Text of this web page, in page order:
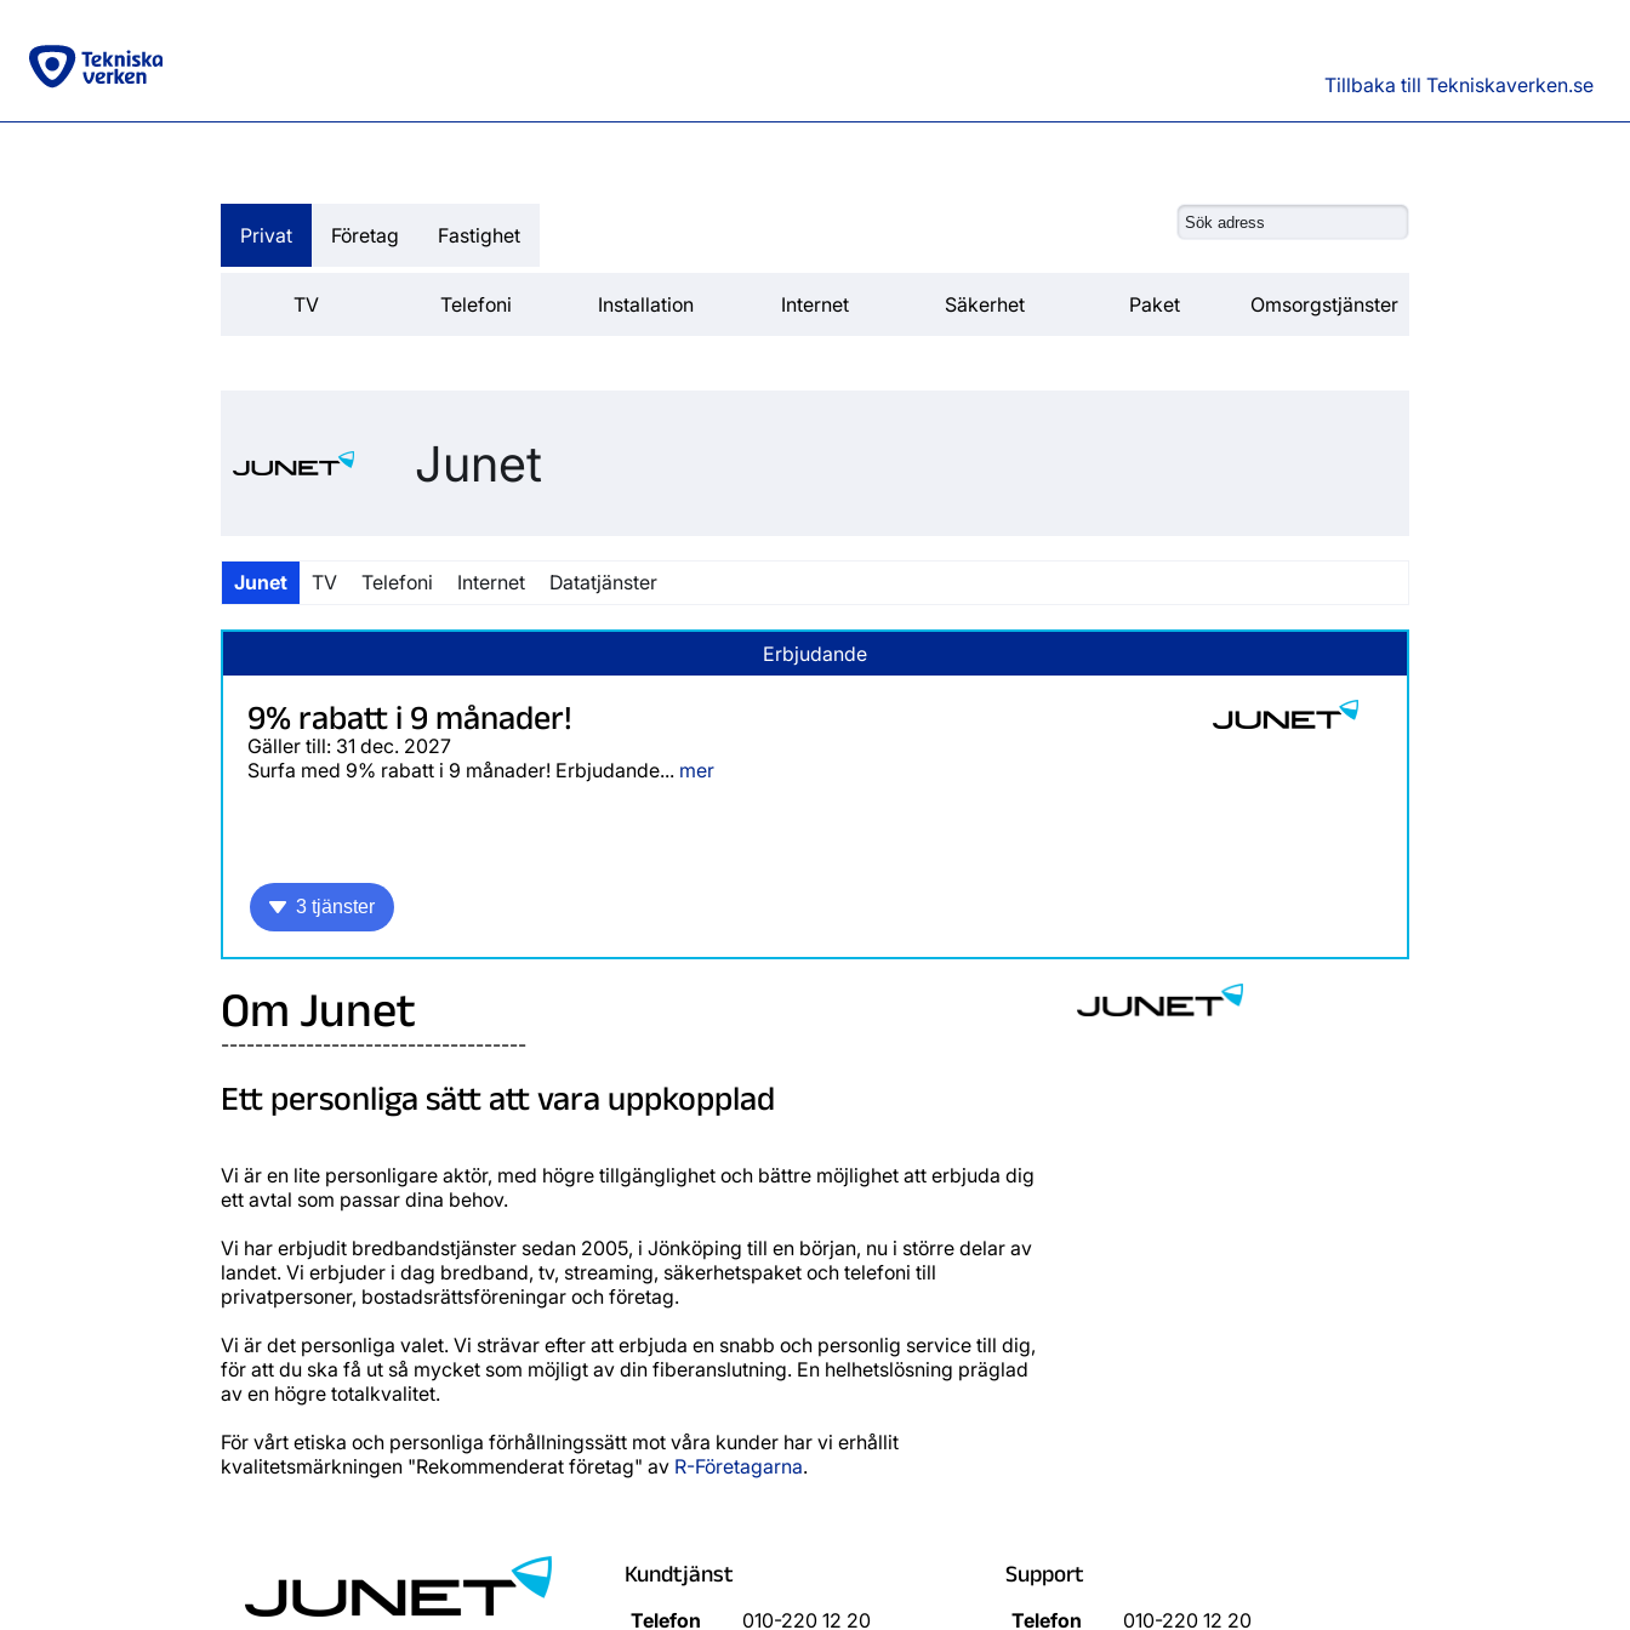
Tillbaka till Tekniskaverken.se
Privat Företag Fastighet
TV Telefoni Installation Internet Säkerhet Paket Omsorgstjänster
Junet
Junet TV Telefoni Internet Datatjänster
Erbjudande
9% rabatt i 9 månader!
Gäller till: 31 dec. 2027
Surfa med 9% rabatt i 9 månader! Erbjudande... mer
3 tjänster
Om Junet
------------------------------------
Ett personliga sätt att vara uppkopplad
Vi är en lite personligare aktör, med högre tillgänglighet och bättre möjlighet att erbjuda dig
ett avtal som passar dina behov.
Vi har erbjudit bredbandstjänster sedan 2005, i Jönköping till en början, nu i större delar av
landet. Vi erbjuder i dag bredband, tv, streaming, säkerhetspaket och telefoni till
privatpersoner, bostadsrättsföreningar och företag.
Vi är det personliga valet. Vi strävar efter att erbjuda en snabb och personlig service till dig,
för att du ska få ut så mycket som möjligt av din fiberanslutning. En helhetslösning präglad
av en högre totalkvalitet.
För vårt etiska och personliga förhållningssätt mot våra kunder har vi erhållit
kvalitetsmärkningen "Rekommenderat företag" av R-Företagarna.
Kundtjänst
Telefon
010-220 12 20
Support
Telefon
010-220 12 20